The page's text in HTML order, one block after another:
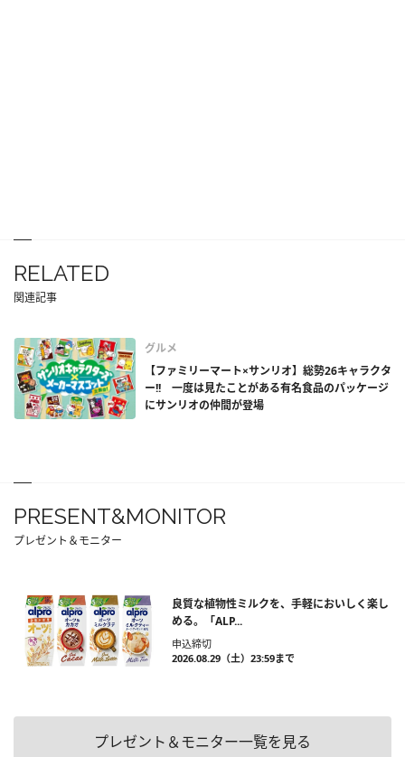
RELATED
関連記事
グルメ
【ファミリーマート×サンリオ】総勢26キャラクタ
ー!! 一度は見たことがある有名食品のパッケージ
にサンリオの仲間が登場
PRESENT&MONITOR
プレゼント＆モニター
良質な植物性ミルクを、手軽においしく楽し
める。「ALP...
申込締切
2026.08.29（土）23:59まで
プレゼント＆モニター一覧を見る